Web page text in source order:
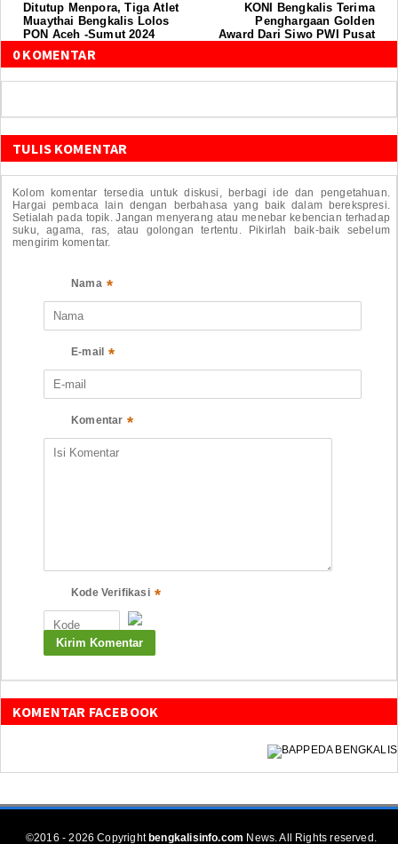
Ditutup Menpora, Tiga Atlet
Muaythai Bengkalis Lolos
PON Aceh -Sumut 2024
KONI Bengkalis Terima
Penghargaan Golden
Award Dari Siwo PWI Pusat
0 KOMENTAR
TULIS KOMENTAR
Kolom komentar tersedia untuk diskusi, berbagi ide dan pengetahuan.
Hargai pembaca lain dengan berbahasa yang baik dalam berekspresi.
Setialah pada topik. Jangan menyerang atau menebar kebencian terhadap
suku, agama, ras, atau golongan tertentu. Pikirlah baik-baik sebelum
mengirim komentar.
Nama *
E-mail *
Komentar *
Kode Verifikasi *
KOMENTAR FACEBOOK
©2016 - 2026 Copyright bengkalisinfo.com News. All Rights reserved.